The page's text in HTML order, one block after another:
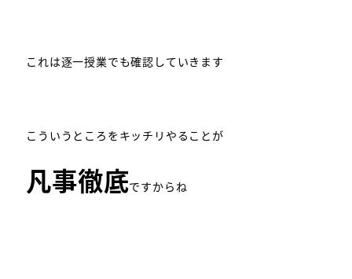
これは逐一授業でも確認していきます
こういうところをキッチリやることが
凡事徹底ですからね